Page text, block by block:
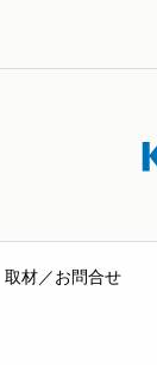
取材／お問合せ